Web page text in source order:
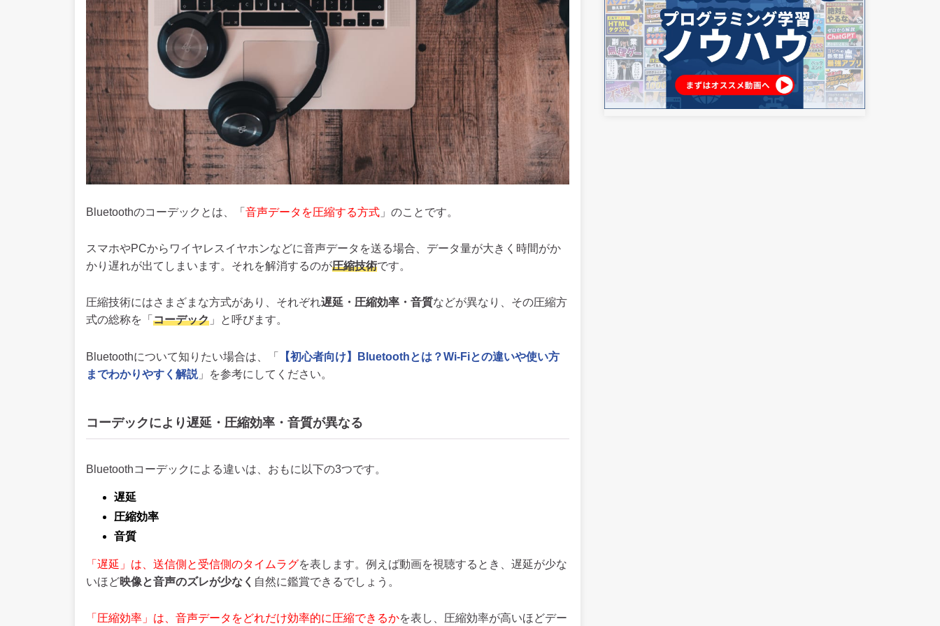
Bluetoothのコーデックとは、「 音声データを圧縮する方式 」のことです。
スマホやPCからワイヤレスイヤホンなどに音声データを送る場合、データ量が大きく時間がか
かり遅れが出てしまいます。それを解消するのが圧縮技術です。
圧縮技術にはさまざまな方式があり、それぞれ遅延・圧縮効率・音質などが異なり、その圧縮方
式の総称を「 コーデック 」と呼びます。
Bluetoothについて知りたい場合は、「
【初心者向け】Bluetoothとは？Wi-Fiとの違いや使い方
までわかりやすく解説」を参考にしてください。
コーデックにより遅延・圧縮効率・音質が異なる
Bluetoothコーデックによる違いは、おもに以下の3つです。
遅延
圧縮効率
音質
「遅延」は、送信側と受信側のタイムラグを表します。例えば動画を視聴するとき、遅延が少な
いほど映像と音声のズレが少なく 自然に鑑賞できるでしょう。
「圧縮効率」は、音声データをどれだけ効率的に圧縮できるかを表し、圧縮効率が高いほどデー